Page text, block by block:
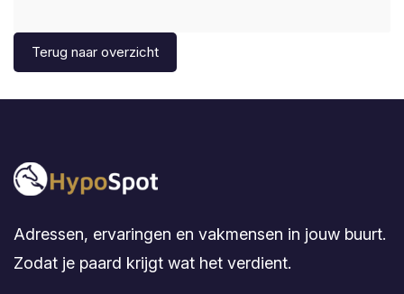
Terug naar overzicht
Adressen, ervaringen en vakmensen in jouw buurt.
Zodat je paard krijgt wat het verdient.